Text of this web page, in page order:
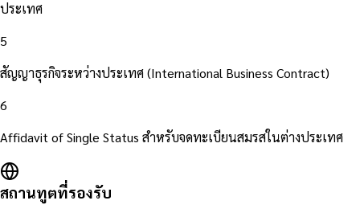
ประเทศ
5
สัญญาธุรกิจระหว่างประเทศ (International Business Contract)
6
Affidavit of Single Status สำหรับจดทะเบียนสมรสในต่างประเทศ
สถานทูตที่รองรับ